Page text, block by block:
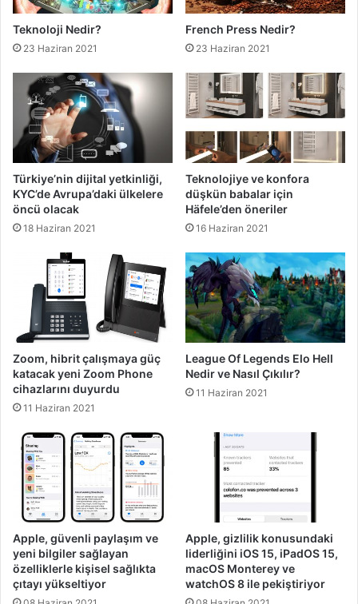
Teknoloji Nedir?
23 Haziran 2021
French Press Nedir?
23 Haziran 2021
Türkiye’nin dijital yetkinliği,
KYC’de Avrupa’daki ülkelere
öncü olacak
18 Haziran 2021
Teknolojiye ve konfora
düşkün babalar için
Häfele’den öneriler
16 Haziran 2021
Zoom, hibrit çalışmaya güç
katacak yeni Zoom Phone
cihazlarını duyurdu
11 Haziran 2021
League Of Legends Elo Hell
Nedir ve Nasıl Çıkılır?
11 Haziran 2021
Apple, güvenli paylaşım ve
yeni bilgiler sağlayan
özelliklerle kişisel sağlıkta
çıtayı yükseltiyor
Apple, gizlilik konusundaki
liderliğini iOS 15, iPadOS 15,
macOS Monterey ve
watchOS 8 ile pekiştiriyor